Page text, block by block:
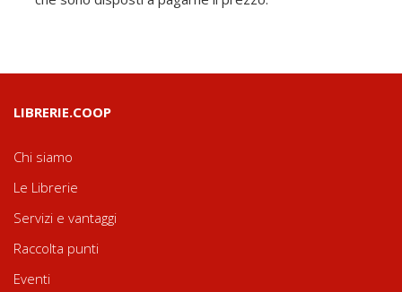
LIBRERIE.COOP
Chi siamo
Le Librerie
Servizi e vantaggi
Raccolta punti
Eventi